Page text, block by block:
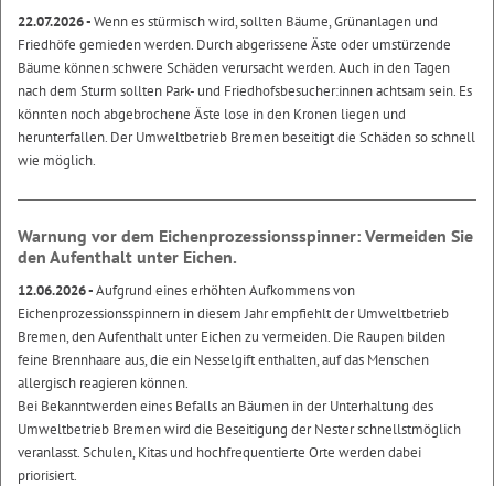
22.07.2026 -Wenn es stürmisch wird, sollten Bäume, Grünanlagen und
Friedhöfe gemieden werden. Durch abgerissene Äste oder umstürzende
Bäume können schwere Schäden verursacht werden. Auch in den Tagen
nach dem Sturm sollten Park- und Friedhofsbesucher:innen achtsam sein. Es
könnten noch abgebrochene Äste lose in den Kronen liegen und
herunterfallen. Der Umweltbetrieb Bremen beseitigt die Schäden so schnell
wie möglich.
Warnung vor dem Eichenprozessionsspinner: Vermeiden Sie
den Aufenthalt unter Eichen.
12.06.2026 -Aufgrund eines erhöhten Aufkommens von
Eichenprozessionsspinnern in diesem Jahr empfiehlt der Umweltbetrieb
Bremen, den Aufenthalt unter Eichen zu vermeiden. Die Raupen bilden
feine Brennhaare aus, die ein Nesselgift enthalten, auf das Menschen
allergisch reagieren können.
Bei Bekanntwerden eines Befalls an Bäumen in der Unterhaltung des
Umweltbetrieb Bremen wird die Beseitigung der Nester schnellstmöglich
veranlasst. Schulen, Kitas und hochfrequentierte Orte werden dabei
priorisiert.